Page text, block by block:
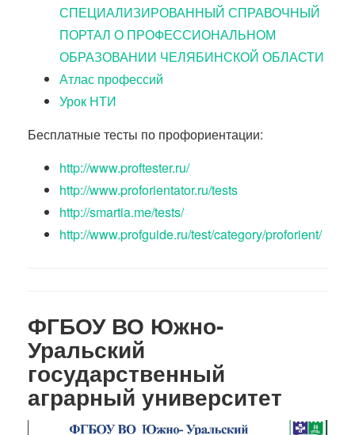
СПЕЦИАЛИЗИРОВАННЫЙ СПРАВОЧНЫЙ
ПОРТАЛ О ПРОФЕССИОНАЛЬНОМ
ОБРАЗОВАНИИ ЧЕЛЯБИНСКОЙ ОБЛАСТИ
Атлас профессий
Урок НТИ
Бесплатные тесты по профориентации:
http://www.proftester.ru/
http://www.proforientator.ru/tests
http://smartia.me/tests/
http://www.profguide.ru/test/category/proforient/
ФГБОУ ВО Южно-
Уральский
государственный
аграрный университет